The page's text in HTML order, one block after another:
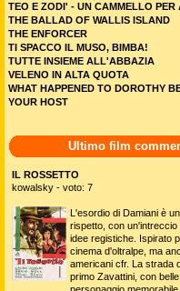
TEO E ZODI' - UN CAMMELLO PER
THE BALLAD OF WALLIS ISLAND
THE ENFORCER
TI SPACCO IL MUSO, BIMBA!
TUTTE INSIEME ALL'ABBAZIA
VELENO IN ALTA QUOTA
WHAT HAPPENED TO DOROTHY
YOUR HOST
Ultimo film
IL ROSSETTO
kowalsky - voto: 7
L'esordio di Damiani è
rispetto, con un'intreccio
idee registiche. Ispirato
cinema d'oltralpe, ma
americani cfr. La strada
primo Zavattini, con